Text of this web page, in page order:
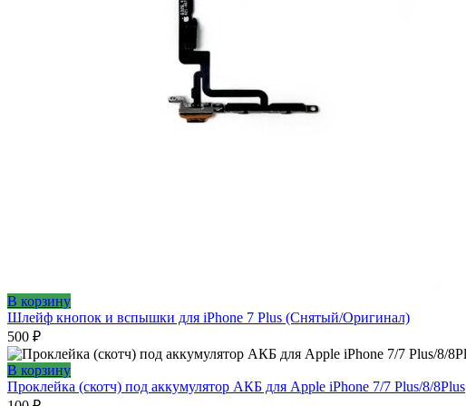
В корзину
Шлейф кнопок и вспышки для iPhone 7 Plus (Снятый/Оригинал)
500 ₽
В корзину
Проклейка (скотч) под аккумулятор АКБ для Apple iPhone 7/7 Plus/8/8Plus